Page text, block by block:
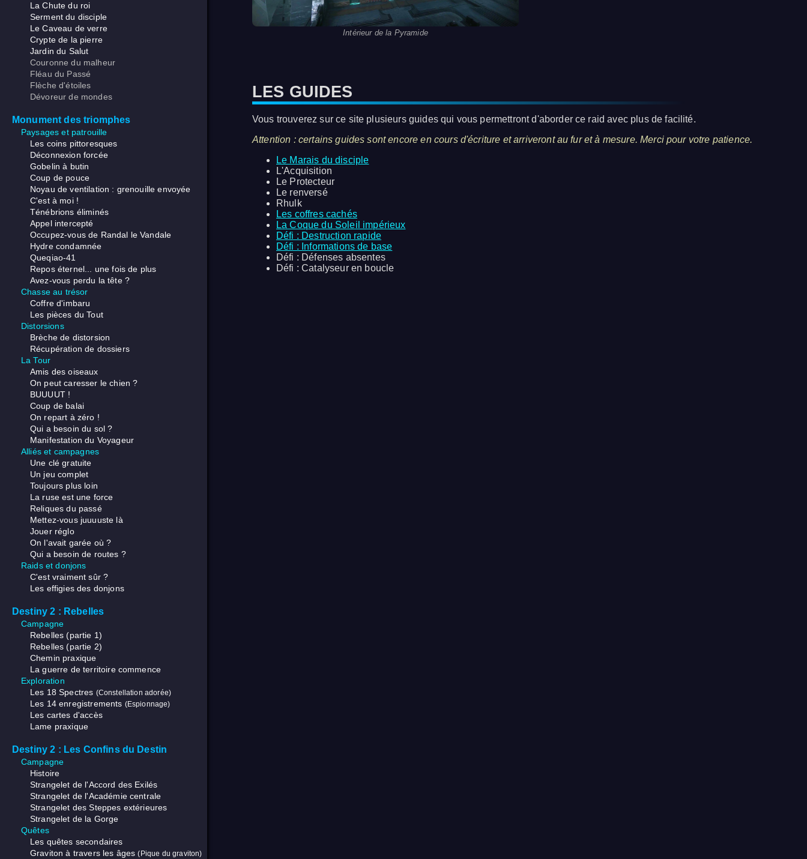
La Chute du roi
Serment du disciple
Le Caveau de verre
Crypte de la pierre
Jardin du Salut
Couronne du malheur
Fléau du Passé
Flèche d'étoiles
Dévoreur de mondes
Monument des triomphes
Paysages et patrouille
Les coins pittoresques
Déconnexion forcée
Gobelin à butin
Coup de pouce
Noyau de ventilation : grenouille envoyée
C'est à moi !
Ténébrions éliminés
Appel intercepté
Occupez-vous de Randal le Vandale
Hydre condamnée
Queqiao-41
Repos éternel... une fois de plus
Avez-vous perdu la tête ?
Chasse au trésor
Coffre d'imbaru
Les pièces du Tout
Distorsions
Brèche de distorsion
Récupération de dossiers
La Tour
Amis des oiseaux
On peut caresser le chien ?
BUUUUT !
Coup de balai
On repart à zéro !
Qui a besoin du sol ?
Manifestation du Voyageur
Alliés et campagnes
Une clé gratuite
Un jeu complet
Toujours plus loin
La ruse est une force
Reliques du passé
Mettez-vous juuuuste là
Jouer réglo
On l'avait garée où ?
Qui a besoin de routes ?
Raids et donjons
C'est vraiment sûr ?
Les effigies des donjons
Destiny 2 : Rebelles
Campagne
Rebelles (partie 1)
Rebelles (partie 2)
Chemin praxique
La guerre de territoire commence
Exploration
Les 18 Spectres (Constellation adorée)
Les 14 enregistrements (Espionnage)
Les cartes d'accès
Lame praxique
Destiny 2 : Les Confins du Destin
Campagne
Histoire
Strangelet de l'Accord des Exilés
Strangelet de l'Académie centrale
Strangelet des Steppes extérieures
Strangelet de la Gorge
Quêtes
Les quêtes secondaires
Graviton à travers les âges(Pique du graviton)
Intérieur de la Pyramide
LES GUIDES
Vous trouverez sur ce site plusieurs guides qui vous permettront d'aborder ce raid avec plus de facilité.
Attention : certains guides sont encore en cours d'écriture et arriveront au fur et à mesure. Merci pour votre patience.
Le Marais du disciple
L'Acquisition
Le Protecteur
Le renversé
Rhulk
Les coffres cachés
La Coque du Soleil impérieux
Défi : Destruction rapide
Défi : Informations de base
Défi : Défenses absentes
Défi : Catalyseur en boucle